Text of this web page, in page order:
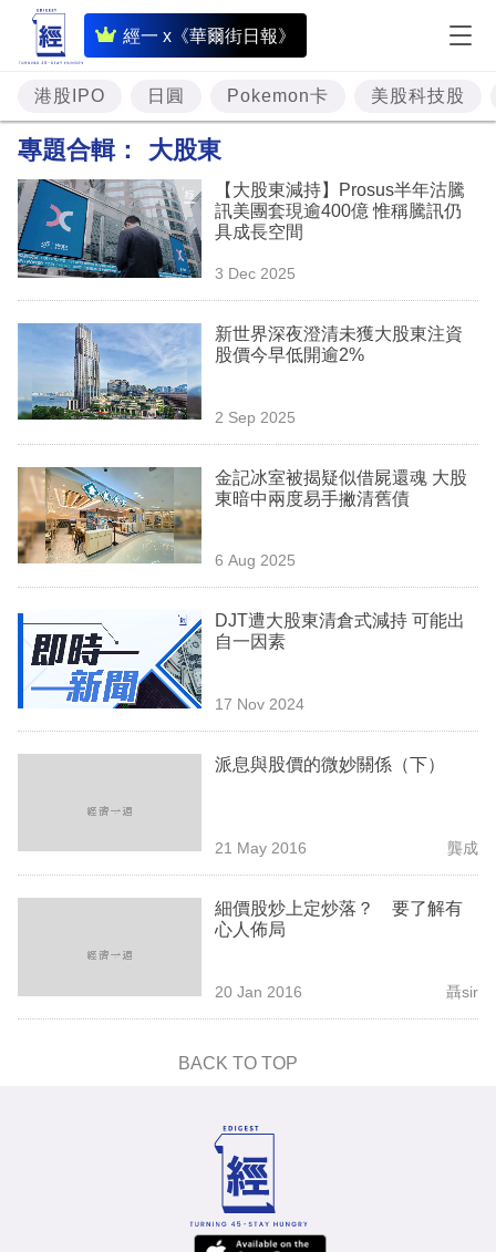
經一 x《華爾街日報》
即
時
財
經
題
投
資
樓
市
理
業
科
技
場
生
欄
港股IPO 日圓 Pokemon卡 美股科技股
專題合輯： 大股東
【大股東減持】Prosus半年沽騰
訊美團套現逾400億 惟稱騰訊仍
具成長空間
3 Dec 2025
新世界深夜澄清未獲大股東注資
股價今早低開逾2%
2 Sep 2025
金記冰室被揭疑似借屍還魂 大股
東暗中兩度易手撇清舊債
6 Aug 2025
DJT遭大股東清倉式減持 可能出
自一因素
17 Nov 2024
派息與股價的微妙關係（下）
21 May 2016 龔成
細價股炒上定炒落？ 要了解有
心人佈局
20 Jan 2016 聶sir
BACK TO TOP